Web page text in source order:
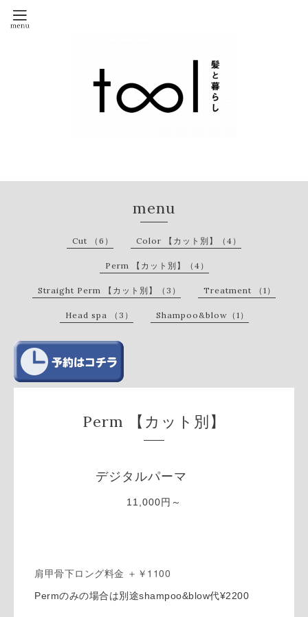
menu
Cut （6） Color 【カット別】（4）
Perm 【カット別】（4）
Straight Perm 【カット別】（3） Treatment （1）
Head spa （3） Shampoo&blow（1）
Perm 【カット別】
デジタルパーマ
11,000円～
肩甲骨下ロング料金 ＋￥1100
Permのみの場合は別途shampoo&blow代¥2200